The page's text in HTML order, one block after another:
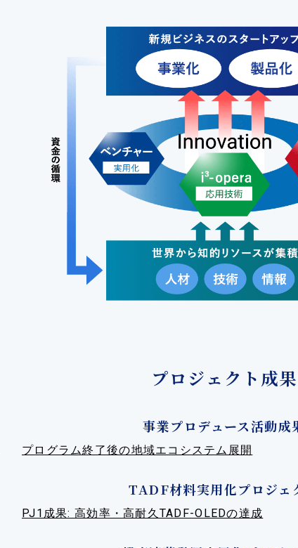
プロジェクト成果
事業プロデュース活動成
プログラム終了後の地域エコシステム展開
TADF材料実用化プロジェ
PJ1成果: 高効率・高耐久TADF-OLEDの達成